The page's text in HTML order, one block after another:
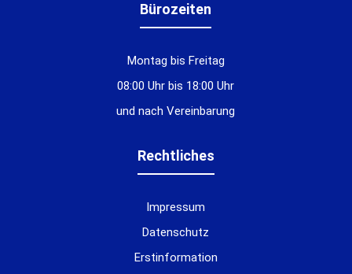
Bürozeiten
Montag bis Freitag
08:00 Uhr bis 18:00 Uhr
und nach Vereinbarung
Rechtliches
Impressum
Datenschutz
Erstinformation